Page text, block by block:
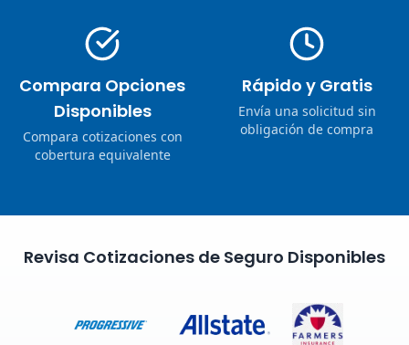
Compara Opciones
Disponibles
Compara cotizaciones con
cobertura equivalente
Rápido y Gratis
Envía una solicitud sin
obligación de compra
Revisa Cotizaciones de Seguro Disponibles